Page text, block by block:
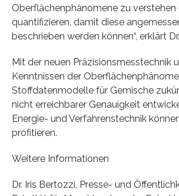
Oberflächenphänomene zu verstehen
quantifizieren, damit diese
beschrieben werden können“, erklärt
Mit der neuen Präzisionsmesstechnik
Kenntnissen der
Stoffdatenmodelle für Gemische
nicht erreichbarer Genauigkeit
Energie- und Verfahrenstechnik
profitieren.
Weitere Informationen
Dr. Iris Bertozzi, Presse- und